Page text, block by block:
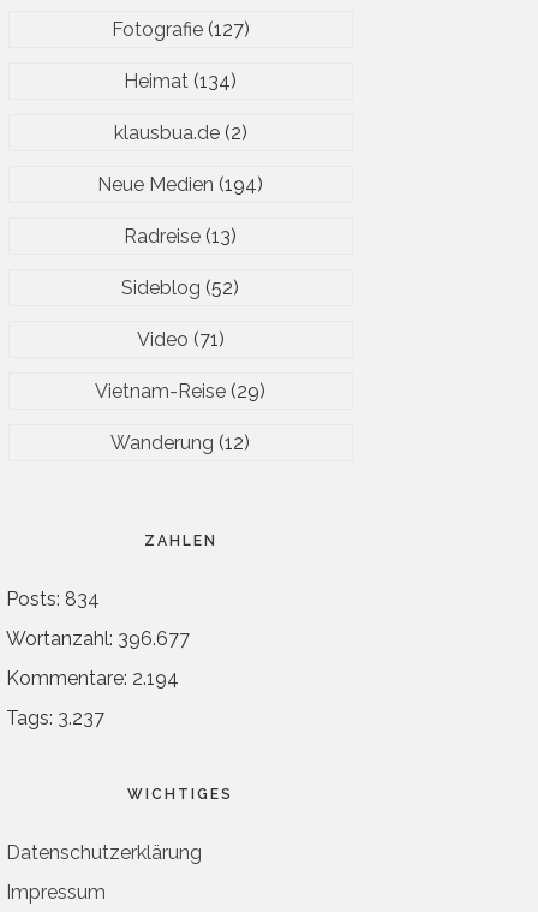
Fotografie(127)
Heimat (134)
klausbua.de(2)
Neue Medien (194)
Radreise (13)
Sideblog (52)
Video (71)
Vietnam-Reise (29)
Wanderung (12)
ZAHLEN
Posts: 834
Wortanzahl: 396.677
Kommentare: 2.194
Tags: 3.237
WICHTIGES
Datenschutzerklärung
Impressum